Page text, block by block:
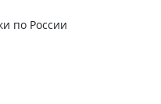
по России